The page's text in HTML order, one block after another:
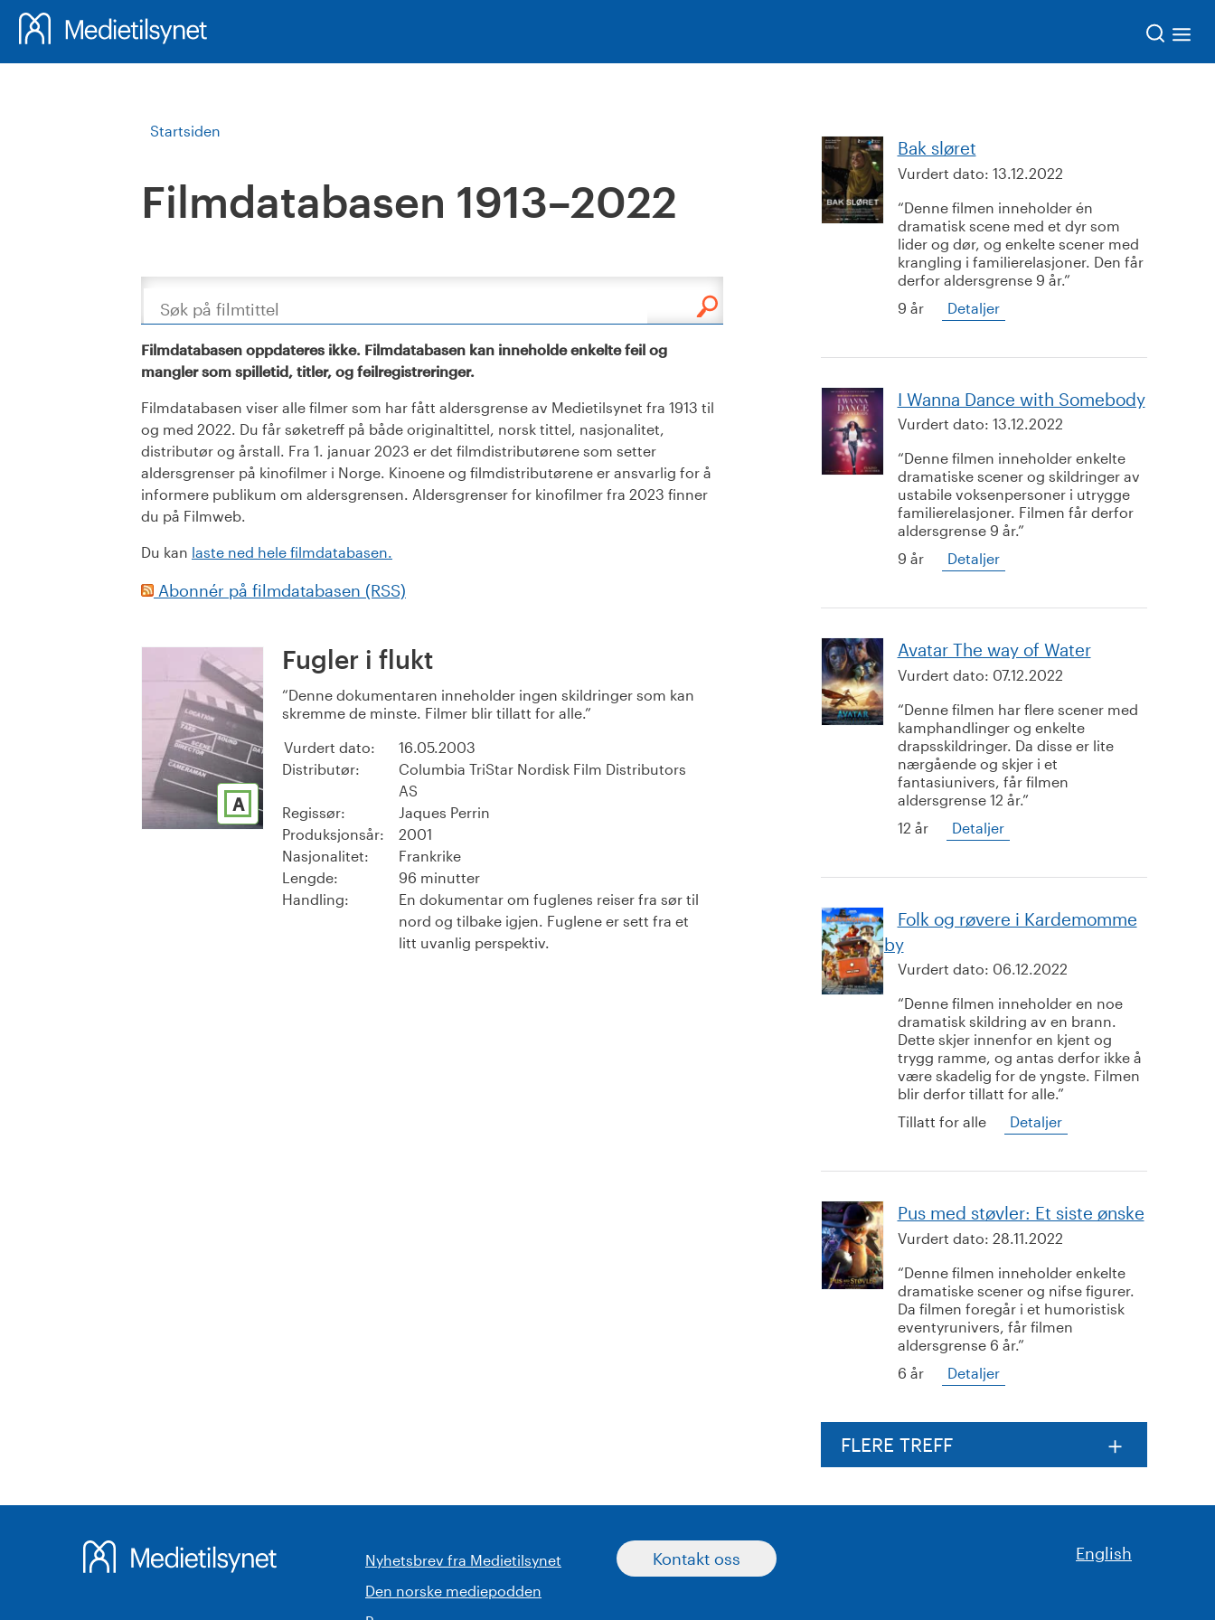
Startsiden
Filmdatabasen 1913–2022
Søk
Filmdatabasen oppdateres ikke. Filmdatabasen kan inneholde enkelte feil og
mangler som spilletid, titler, og feilregistreringer.
Filmdatabasen viser alle filmer som har fått aldersgrense av Medietilsynet fra 1913 til
og med 2022. Du får søketreff på både originaltittel, norsk tittel, nasjonalitet,
distributør og årstall. Fra 1. januar 2023 er det filmdistributørene som setter
aldersgrenser på kinofilmer i Norge. Kinoene og filmdistributørene er ansvarlig for å
informere publikum om aldersgrensen. Aldersgrenser for kinofilmer fra 2023 finner
du på Filmweb.
Du kan laste ned hele filmdatabasen.
Abonnér på filmdatabasen (RSS)
A
Fugler i flukt
Denne dokumentaren inneholder ingen skildringer som kan
skremme de minste. Filmer blir tillatt for alle.
Vurdert dato:
16.05.2003
Distributør:
Columbia TriStar Nordisk Film Distributors
AS
Regissør:
Jaques Perrin
Produksjonsår:
2001
Nasjonalitet:
Frankrike
Lengde:
96 minutter
Handling:
En dokumentar om fuglenes reiser fra sør til
nord og tilbake igjen. Fuglene er sett fra et
litt uvanlig perspektiv.
Bak sløret
Vurdert dato: 13.12.2022
Denne filmen inneholder én
dramatisk scene med et dyr som
lider og dør, og enkelte scener med
krangling i familierelasjoner. Den får
derfor aldersgrense 9 år.
9 år
Detaljer
I Wanna Dance with Somebody
Vurdert dato: 13.12.2022
Denne filmen inneholder enkelte
dramatiske scener og skildringer av
ustabile voksenpersoner i utrygge
familierelasjoner. Filmen får derfor
aldersgrense 9 år.
9 år
Detaljer
Avatar The way of Water
Vurdert dato: 07.12.2022
Denne filmen har flere scener med
kamphandlinger og enkelte
drapsskildringer. Da disse er lite
nærgående og skjer i et
fantasiunivers, får filmen
aldersgrense 12 år.
12 år
Detaljer
Folk og røvere i Kardemomme
by
Vurdert dato: 06.12.2022
Denne filmen inneholder en noe
dramatisk skildring av en brann.
Dette skjer innenfor en kjent og
trygg ramme, og antas derfor ikke å
være skadelig for de yngste. Filmen
blir derfor tillatt for alle.
Tillatt for alle
Detaljer
Pus med støvler: Et siste ønske
Vurdert dato: 28.11.2022
Denne filmen inneholder enkelte
dramatiske scener og nifse figurer.
Da filmen foregår i et humoristisk
eventyrunivers, får filmen
aldersgrense 6 år.
6 år
Detaljer
FLERE TREFF
Nyhetsbrev fra Medietilsynet
Den norske mediepodden
Kontakt oss English